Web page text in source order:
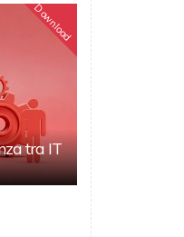
Download
tra IT